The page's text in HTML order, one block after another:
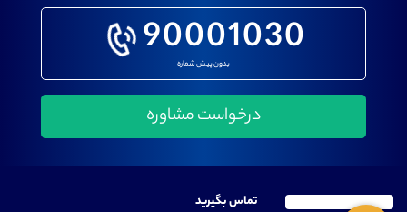
90001030
بدون پیش شماره
تماس بگیرید